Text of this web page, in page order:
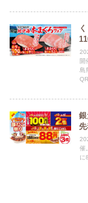
開
島
催
に